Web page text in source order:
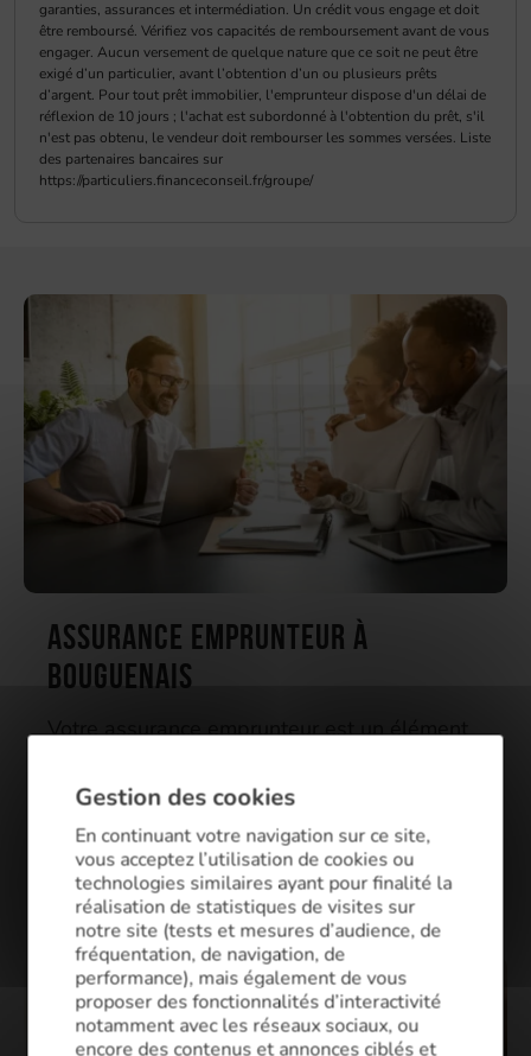
Assurance emprunteur à
Bouguenais
Votre assurance emprunteur est un élément
de Bouguenais obtiennent pour vous
l’assurance de prêt qui répond à vos besoins,
au meilleur taux !
Gestion des cookies
En continuant votre navigation sur ce site,
vous acceptez l’utilisation de cookies ou
technologies similaires ayant pour finalité la
réalisation de statistiques de visites sur
notre site (tests et mesures d’audience, de
fréquentation, de navigation, de
performance), mais également de vous
proposer des fonctionnalités d’interactivité
notamment avec les réseaux sociaux, ou
encore des contenus et annonces ciblés et